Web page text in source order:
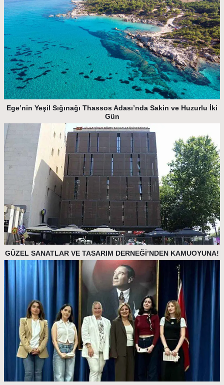
Ege’nin Yeşil Sığınağı Thassos Adası’nda Sakin ve Huzurlu İki
Gün
GÜZEL SANATLAR VE TASARIM DERNEĞİ’NDEN KAMUOYUNA!